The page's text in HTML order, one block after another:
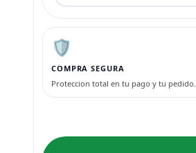
🛡️
COMPRA SEGURA
Proteccion total en tu pago y tu pedido.